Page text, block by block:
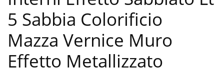
5 Sabbia Colorificio
Mazza Vernice Muro
Effetto Metallizzato